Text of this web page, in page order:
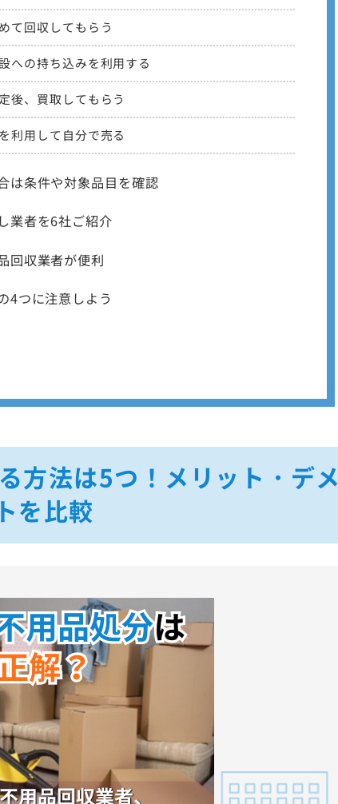
て回収してもらう
への持ち込みを利用する
後、買取してもらう
利用して自分で売る
は条件や対象品目を確認
業者を6社ご紹介
回収業者が便利
4つに注意しよう
方法は5つ！メリット・デメ
を比較